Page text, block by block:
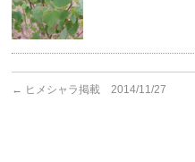
← ヒメシャラ掲載 2014/11/27